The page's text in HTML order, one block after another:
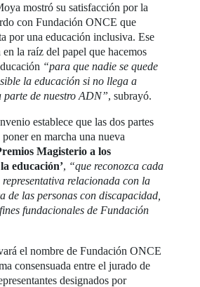
mostró su satisfacción por la
con Fundación ONCE que
por una educación inclusiva. Ese
la raíz del papel que hacemos
“para que nadie se quede
la educación si no llega a
parte de nuestro ADN”, subrayó.
establece que las dos partes
en marcha una nueva
Magisterio a los
educación’, “que reconozca cada
relacionada con la
de las personas con discapacidad,
fundacionales de Fundación
el nombre de Fundación ONCE
consensuada entre el jurado de
designados por